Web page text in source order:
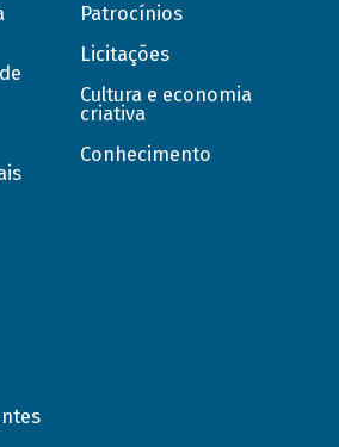
Patrocínios
Licitações
Cultura e economia
criativa
Conhecimento